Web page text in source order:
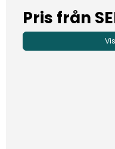
Pris från